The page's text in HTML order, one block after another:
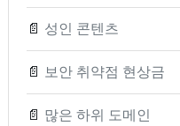
📄 성인 콘텐츠
📄 보안 취약점 현상금
📄 많은 하위 도메인